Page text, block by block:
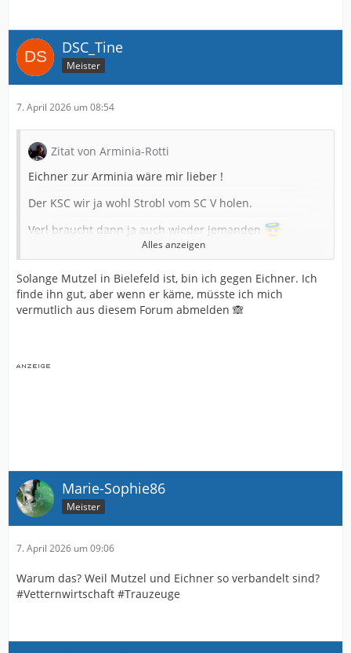
DSC_Tine
Meister
7. April 2026 um 08:54
Zitat von Arminia-Rotti
Eichner zur Arminia wäre mir lieber !
Der KSC wir ja wohl Strobl vom SC V holen.
Verl braucht dann ja auch wieder jemanden
Aber nochmals , ein Trainerwechsel bei uns nach
Ligaerhalt ist für mich nicht vorstellbar.
Aber zuerst kommt der Klassenerhalt .
Aber um auf deine Frage einzugehen , ich würde Mitch
Alles anzeigen
Solange Mutzel in Bielefeld ist, bin ich gegen Eichner. Ich
finde ihn gut, aber wenn er käme, müsste ich mich
vermutlich aus diesem Forum abmelden 🙈
Marie-Sophie86
Meister
7. April 2026 um 09:06
Warum das? Weil Mutzel und Eichner so verbandelt sind?
#Vetternwirtschaft #Trauzeuge